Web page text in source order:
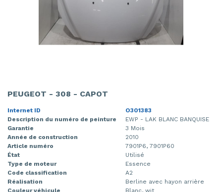
PEUGEOT - 308 - CAPOT
Internet ID
O301383
Description du numéro de peinture
EWP - LAK BLANC BANQUISE
Garantie
3 Mois
Année de construction
2010
Article numéro
7901P6, 7901P60
État
Utilisé
Type de moteur
Essence
Code classification
A2
Réalisation
Berline avec hayon arrière
Couleur véhicule
Blanc, wit